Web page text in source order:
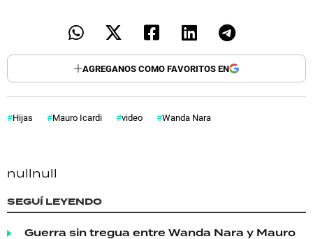
AGREGANOS COMO FAVORITOS EN
Hijas Mauro Icardi video Wanda Nara
nullnull
SEGUÍ LEYENDO
Guerra sin tregua entre Wanda Nara y Mauro